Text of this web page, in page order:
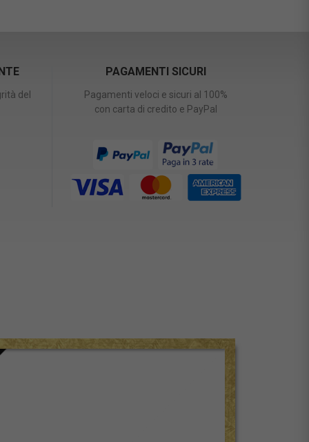
del
PAGAMENTI SICURI
Pagamenti veloci e sicuri al 100%
con carta di credito e PayPal